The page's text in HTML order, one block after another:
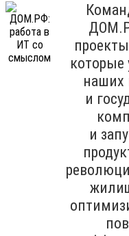
которые
наших
и
и